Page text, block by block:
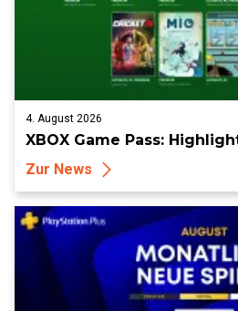
4. August 2026
XBOX Game Pass:
Zur News